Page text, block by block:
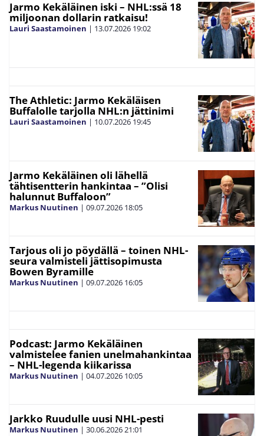
Jarmo Kekäläinen iski – NHL:ssä 18
miljoonan dollarin ratkaisu!
Lauri Saastamoinen | 13.07.2026 19:02
The Athletic: Jarmo Kekäläisen
Buffalolle tarjolla NHL:n jättinimi
Lauri Saastamoinen | 10.07.2026 19:45
Jarmo Kekäläinen oli lähellä
tähtisentterin hankintaa – ”Olisi
halunnut Buffaloon”
Markus Nuutinen | 09.07.2026 18:05
Tarjous oli jo pöydällä – toinen NHL-
seura valmisteli jättisopimusta
Bowen Byramille
Markus Nuutinen | 09.07.2026 16:05
Podcast: Jarmo Kekäläinen
valmistelee fanien unelmahankintaa
– NHL-legenda kiikarissa
Markus Nuutinen | 04.07.2026 10:05
Jarkko Ruudulle uusi NHL-pesti
Markus Nuutinen | 30.06.202621:01